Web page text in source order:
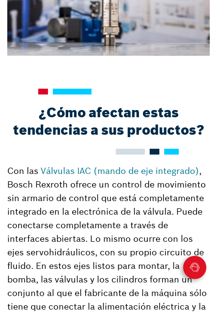
¿Cómo afectan estas
tendencias a sus productos?
Con las Válvulas IAC (mando de eje integrado),
Bosch Rexroth ofrece un control de movimiento
sin armario de control que está completamente
integrado en la electrónica de la válvula. Puede
conectarse completamente a través de
interfaces abiertas. Lo mismo ocurre con los
ejes servohidráulicos, con su propio circuito de
fluido. En estos ejes listos para montar, la
bomba, las válvulas y los cilindros forman un
conjunto al que el fabricante de la máquina sólo
tiene que conectar la alimentación eléctrica y la